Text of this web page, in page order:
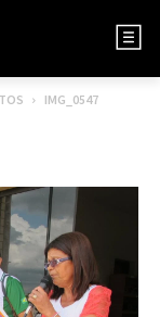
IMG_0547